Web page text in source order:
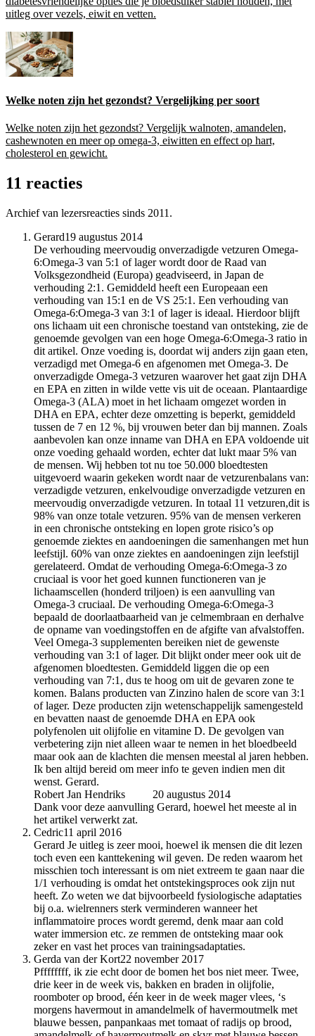
uitleg over vezels, eiwit en vetten.
Welke noten zijn het gezondst? Vergelijking per soort
Welke noten zijn het gezondst? Vergelijk walnoten, amandelen,
cashewnoten en meer op omega-3, eiwitten en effect op hart,
cholesterol en gewicht.
11 reacties
Archief van lezersreacties sinds 2011.
Gerard19 augustus 2014
De verhouding meervoudig onverzadigde vetzuren Omega-
6:Omega-3 van 5:1 of lager wordt door de Raad van
Volksgezondheid (Europa) geadviseerd, in Japan de
verhouding 2:1. Gemiddeld heeft een Europeaan een
verhouding van 15:1 en de VS 25:1. Een verhouding van
Omega-6:Omega-3 van 3:1 of lager is ideaal. Hierdoor blijft
ons lichaam uit een chronische toestand van ontsteking, zie de
genoemde gevolgen van een hoge Omega-6:Omega-3 ratio in
dit artikel. Onze voeding is, doordat wij anders zijn gaan eten,
verzadigd met Omega-6 en afgenomen met Omega-3. De
onverzadigde Omega-3 vetzuren waarover het gaat zijn DHA
en EPA en zitten in wilde vette vis uit de oceaan. Plantaardige
Omega-3 (ALA) moet in het lichaam omgezet worden in
DHA en EPA, echter deze omzetting is beperkt, gemiddeld
tussen de 7 en 12 %, bij vrouwen beter dan bij mannen. Zoals
aanbevolen kan onze inname van DHA en EPA voldoende uit
onze voeding gehaald worden, echter dat lukt maar 5% van
de mensen. Wij hebben tot nu toe 50.000 bloedtesten
uitgevoerd waarin gekeken wordt naar de vetzurenbalans van:
verzadigde vetzuren, enkelvoudige onverzadigde vetzuren en
meervoudig onverzadigde vetzuren. In totaal 11 vetzuren,dit is
98% van onze totale vetzuren. 95% van de mensen verkeren
in een chronische ontsteking en lopen grote risico’s op
genoemde ziektes en aandoeningen die samenhangen met hun
leefstijl. 60% van onze ziektes en aandoeningen zijn leefstijl
gerelateerd. Omdat de verhouding Omega-6:Omega-3 zo
cruciaal is voor het goed kunnen functioneren van je
lichaamscellen (honderd triljoen) is een aanvulling van
Omega-3 cruciaal. De verhouding Omega-6:Omega-3
bepaald de doorlaatbaarheid van je celmembraan en derhalve
de opname van voedingstoffen en de afgifte van afvalstoffen.
Veel Omega-3 supplementen bereiken niet de gewenste
verhouding van 3:1 of lager. Dit blijkt onder meer ook uit de
afgenomen bloedtesten. Gemiddeld liggen die op een
verhouding van 7:1, dus te hoog om uit de gevaren zone te
komen. Balans producten van Zinzino halen de score van 3:1
of lager. Deze producten zijn wetenschappelijk samengesteld
en bevatten naast de genoemde DHA en EPA ook
polyfenolen uit olijfolie en vitamine D. De gevolgen van
verbetering zijn niet alleen waar te nemen in het bloedbeeld
maar ook aan de klachten die mensen meestal al jaren hebben.
Ik ben altijd bereid om meer info te geven indien men dit
wenst. Gerard.
Robert Jan Hendriks
20 augustus 2014
Dank voor deze aanvulling Gerard, hoewel het meeste al in
het artikel verwerkt zat.
Cedric11 april 2016
Gerard Je uitleg is zeer mooi, hoewel ik mensen die dit lezen
toch even een kanttekening wil geven. De reden waarom het
misschien toch interessant is om niet extreem te gaan naar die
1/1 verhouding is omdat het ontstekingsproces ook zijn nut
heeft. Zo weten we dat bijvoorbeeld fysiologische adaptaties
bij o.a. wielrenners sterk verminderen wanneer het
inflammatoire proces wordt geremd, denk maar aan cold
water immersion etc. ze remmen de ontsteking maar ook
zeker en vast het proces van trainingsadaptaties.
Gerda van der Kort22 november 2017
Pffffffff, ik zie echt door de bomen het bos niet meer. Twee,
drie keer in de week vis, bakken en braden in olijfolie,
roomboter op brood, één keer in de week mager vlees, ‘s
morgens havermout in amandelmelk of havermoutmelk met
blauwe bessen, panpankaas met tomaat of radijs op brood,